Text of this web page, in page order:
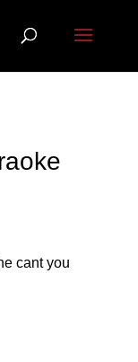
cant you